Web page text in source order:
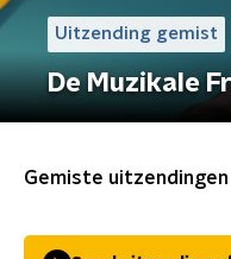
Uitzending gemist
De Muzikale
Gemiste uitzendingen